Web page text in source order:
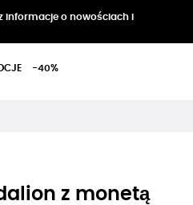
informacje o nowościach i
-40%
z monetą